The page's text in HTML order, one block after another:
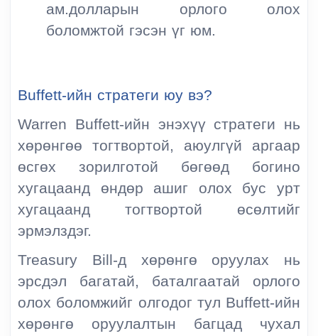
ам.долларын орлого олох
боломжтой гэсэн үг юм.
Buffett-ийн стратеги юу вэ?
Warren Buffett-ийн энэхүү стратеги нь
хөрөнгөө тогтвортой, аюулгүй аргаар
өсгөх зорилготой бөгөөд богино
хугацаанд өндөр ашиг олох бус урт
хугацаанд тогтвортой өсөлтийг
эрмэлздэг.
Treasury Bill-д хөрөнгө оруулах нь
эрсдэл багатай, баталгаатай орлого
олох боломжийг олгодог тул Buffett-ийн
хөрөнгө оруулалтын багцад чухал